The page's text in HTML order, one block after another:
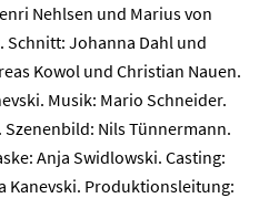
Nehlsen und Marius von
Schnitt: Johanna Dahl und
Kowol und Christian Nauen.
Musik: Mario Schneider.
Szenenbild: Nils Tünnermann.
Anja Swidlowski. Casting:
Kanevski. Produktionsleitung:
Impressum